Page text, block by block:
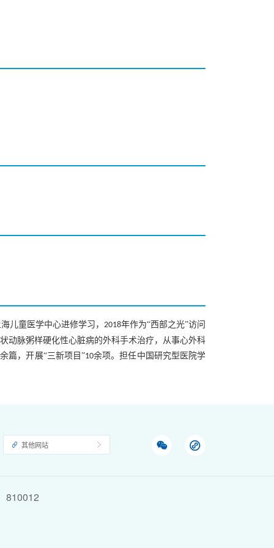
儿童医学中心进修学习， 2018年作为“西部之光”访问
动脉粥样硬化性心脏病的外科手术治疗，从事心外科
余篇，开展“三新项目”10余项。担任中国研究型医院学
其他网站
810012